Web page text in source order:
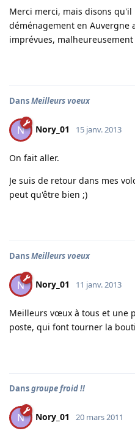
Merci merci, mais disons
déménagement en Auvergne
imprévues,
DansMeilleurs voeux
N Nory_01 15 janv. 2013
On fait aller.
Je suis de retour dans mes
peut qu'être bien ;)
DansMeilleurs voeux
N Nory_01 11 janv. 2013
Meilleurs vœux à tous et une
poste, qui font tourner la
Dansgroupe froid !!
N Nory_01 20 mars 2011